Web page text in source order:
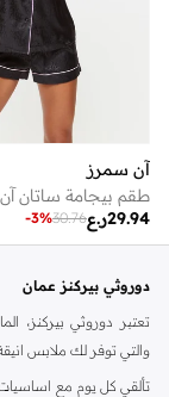
آن سمرز
ر.ع29.94
30.76
-3%
دوروثي بيركنز عمان
تعتبر دوروثي بيركنز،
والتي توفر لك ملابس
تألقي كل يوم مع